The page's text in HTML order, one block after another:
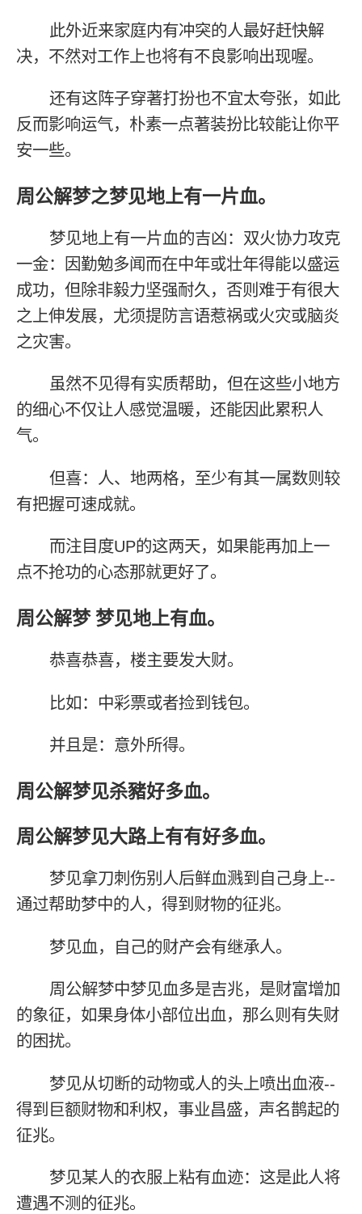
此外近来家庭内有冲突的人最好赶快解
决，不然对工作上也将有不良影响出现喔。
还有这阵子穿著打扮也不宜太夸张，如此
反而影响运气，朴素一点著装扮比较能让你平
安一些。
周公解梦之梦见地上有一片血。
梦见地上有一片血的吉凶：双火协力攻克
一金：因勤勉多闻而在中年或壮年得能以盛运
成功，但除非毅力坚强耐久，否则难于有很大
之上伸发展，尤须提防言语惹祸或火灾或脑炎
之灾害。
虽然不见得有实质帮助，但在这些小地方
的细心不仅让人感觉温暖，还能因此累积人
气。
但喜：人、地两格，至少有其一属数则较
有把握可速成就。
而注目度UP的这两天，如果能再加上一
点不抢功的心态那就更好了。
周公解梦 梦见地上有血。
恭喜恭喜，楼主要发大财。
比如：中彩票或者捡到钱包。
并且是：意外所得。
周公解梦见杀豬好多血。
周公解梦见大路上有有好多血。
梦见拿刀刺伤别人后鲜血溅到自己身上--
通过帮助梦中的人，得到财物的征兆。
梦见血，自己的财产会有继承人。
周公解梦中梦见血多是吉兆，是财富增加
的象征，如果身体小部位出血，那么则有失财
的困扰。
梦见从切断的动物或人的头上喷出血液--
得到巨额财物和利权，事业昌盛，声名鹊起的
征兆。
梦见某人的衣服上粘有血迹：这是此人将
遭遇不测的征兆。